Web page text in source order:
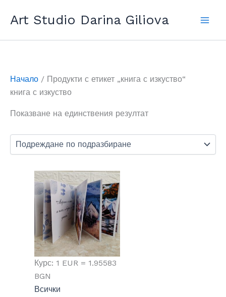
Art Studio Darina Giliova
Начало / Продукти с етикет „книга с изкуство“
книга с изкуство
Показване на единствения резултат
Курс: 1 EUR = 1.95583
BGN
Всички